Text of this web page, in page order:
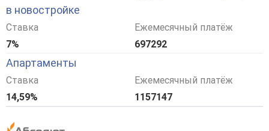
в новостройке
Ставка
7%
Ежемесячный платёж
697292
Апартаменты
Ставка
14,59%
Ежемесячный платёж
1157147